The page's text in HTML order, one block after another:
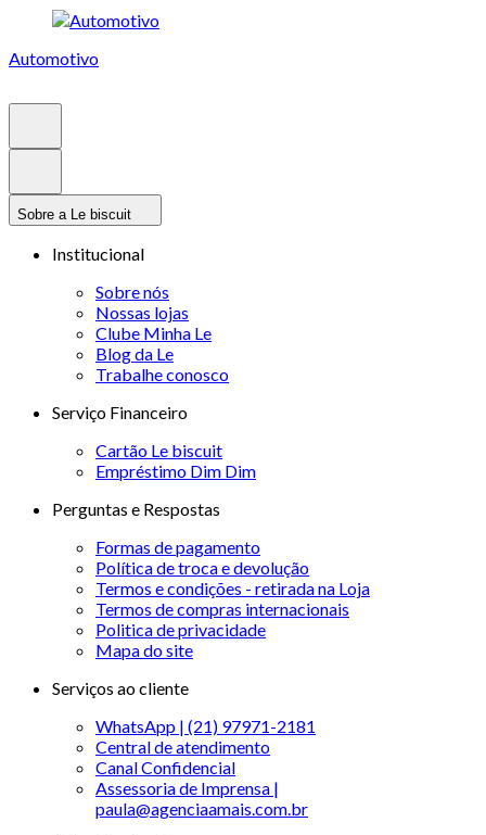
Automotivo
Sobre a Le biscuit
Institucional
Sobre nós
Nossas lojas
Clube Minha Le
Blog da Le
Trabalhe conosco
Serviço Financeiro
Cartão Le biscuit
Empréstimo Dim Dim
Perguntas e Respostas
Formas de pagamento
Política de troca e devolução
Termos e condições - retirada na Loja
Termos de compras internacionais
Politica de privacidade
Mapa do site
Serviços ao cliente
WhatsApp | (21) 97971-2181
Central de atendimento
Canal Confidencial
Assessoria de Imprensa |
paula@agenciaamais.com.br